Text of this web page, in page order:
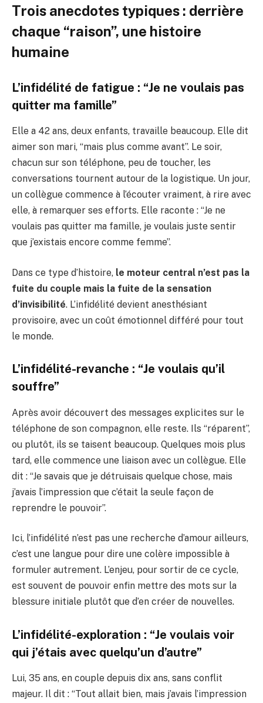
Trois anecdotes typiques : derrière
chaque “raison”, une histoire
humaine
L’infidélité de fatigue : “Je ne voulais pas
quitter ma famille”
Elle a 42 ans, deux enfants, travaille beaucoup. Elle dit
aimer son mari, “mais plus comme avant”. Le soir,
chacun sur son téléphone, peu de toucher, les
conversations tournent autour de la logistique. Un jour,
un collègue commence à l’écouter vraiment, à rire avec
elle, à remarquer ses efforts. Elle raconte : “Je ne
voulais pas quitter ma famille, je voulais juste sentir
que j’existais encore comme femme”.
Dans ce type d’histoire, le moteur central n’est pas la
fuite du couple mais la fuite de la sensation
d’invisibilité. L’infidélité devient anesthésiant
provisoire, avec un coût émotionnel différé pour tout
le monde.
L’infidélité-revanche : “Je voulais qu’il
souffre”
Après avoir découvert des messages explicites sur le
téléphone de son compagnon, elle reste. Ils “réparent”,
ou plutôt, ils se taisent beaucoup. Quelques mois plus
tard, elle commence une liaison avec un collègue. Elle
dit : “Je savais que je détruisais quelque chose, mais
j’avais l’impression que c’était la seule façon de
reprendre le pouvoir”.
Ici, l’infidélité n’est pas une recherche d’amour ailleurs,
c’est une langue pour dire une colère impossible à
formuler autrement. L’enjeu, pour sortir de ce cycle,
est souvent de pouvoir enfin mettre des mots sur la
blessure initiale plutôt que d’en créer de nouvelles.
L’infidélité-exploration : “Je voulais voir
qui j’étais avec quelqu’un d’autre”
Lui, 35 ans, en couple depuis dix ans, sans conflit
majeur. Il dit : “Tout allait bien, mais j’avais l’impression